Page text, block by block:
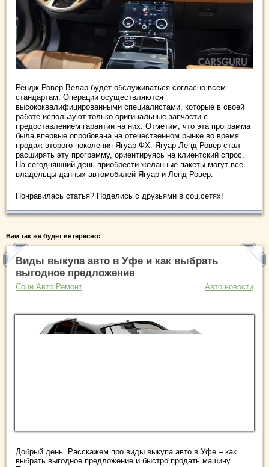
Рендж Ровер Велар будет обслуживаться согласно всем
стандартам. Операции осуществляются
высококвалифицированными специалистами, которые в своей
работе используют только оригинальные запчасти с
предоставлением гарантии на них. Отметим, что эта программа
была впервые опробована на отечественном рынке во время
продаж второго поколения Ягуар ФХ. Ягуар Ленд Ровер стал
расширять эту программу, ориентируясь на клиентский спрос.
На сегодняшний день приобрести желанные пакеты могут все
владельцы данных автомобилей Ягуар и Ленд Ровер.
Понравилась статья? Поделись с друзьями в соц.сетях!
Вам так же будет интересно:
Виды выкупа авто в Уфе и как выбрать
выгодное предложение
Сочи Авто Ремонт Авто новости
Добрый день. Расскажем про виды выкупа авто в Уфе – как
выбрать выгодное предложение и быстро продать машину.